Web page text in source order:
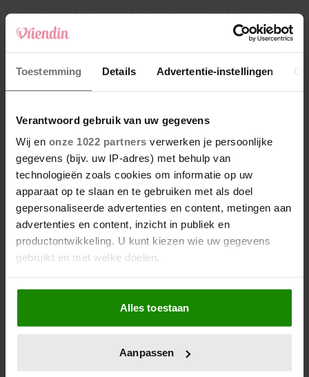
Toestemming Details Advertentie-instellingen
Verantwoord gebruik van uw gegevens
Wij en onze 1022 partners verwerken je persoonlijke
gegevens (bijv. uw IP-adres) met behulp van
technologieën zoals cookies om informatie op uw
apparaat op te slaan en te gebruiken met als doel
gepersonaliseerde advertenties en content, metingen aan
advertenties en content, inzicht in publiek en
productontwikkeling. U kunt kiezen wie uw gegevens
gebruikt en met welke doelen.
Als u het toestaat, willen we ook graag:
Informatie verzamelen over uw geografische
locatie, die tot een paar meter nauwkeurig kan zijn
scannen op specifieke eigenschappen (fingerprinting)
Alles toestaan
Aanpassen
4 Makelaar Mandy: ‘Vrijdagavond belde Bart.
Hij sprak eng kalm’
5 Makelaar Mandy: ‘Judith typt… En deze keer
durf ik bijna niet te lezen wat er komt’
Nieuw